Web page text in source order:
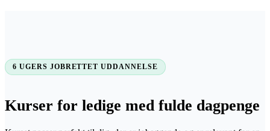
6 UGERS JOBRETTET UDDANNELSE
Kurser for ledige med fulde dagpenge